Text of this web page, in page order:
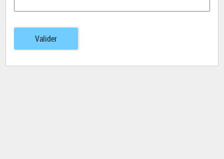
Valider